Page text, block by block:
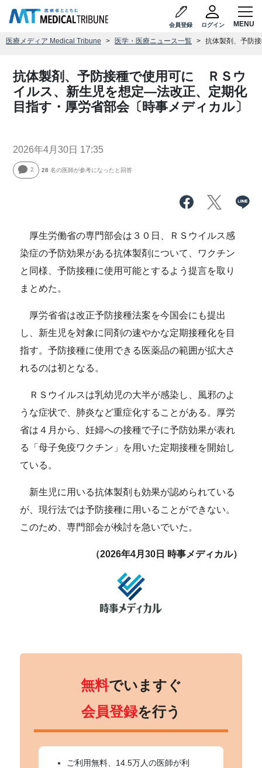
会員登録 ログイン
医療メディア Medical Tribune 医学・医療ニュース一覧 抗体製剤、予防
抗体製剤、予防接種で使用可に ＲＳウ
イルス、新生児を想定―法改正、定期化
目指す・厚労省部会〔時事メディカル〕
2026年4月30日 17:35
2 28 名の医師が参考になったと回答
厚生労働省の専門部会は３０日、ＲＳウイルス感
染症の予防効果がある抗体製剤について、ワクチン
と同様、予防接種に使用可能とするよう提言を取り
まとめた。
厚労省省は改正予防接種法案を今国会にも提出
し、新生児を対象に同剤の速やかな定期接種化を目
指す。予防接種に使用できる医薬品の範囲が拡大さ
れるのは初となる。
ＲＳウイルスは乳幼児の大半が感染し、風邪のよ
うな症状で、肺炎など重症化することがある。厚労
省は４月から、妊婦への接種で子に予防効果が表れ
る「母子免疫ワクチン」を用いた定期接種を開始し
ている。
新生児に用いる抗体製剤も効果が認められている
が、現行法では予防接種に用いることができない。
このため、専門部会が検討を急いでいた。
（2026年4月30日 時事メディカル）
無料でいますぐ
会員登録を行う
ご利用無料、14.5万人の医師が利